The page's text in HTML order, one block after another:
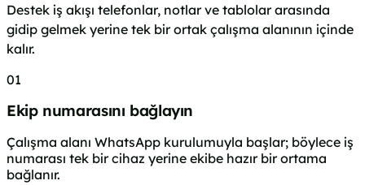
Destek iş akışı telefonlar, notlar ve tablolar arasında
gidip gelmek yerine tek bir ortak çalışma alanının içinde
kalır.
01
Ekip numarasını bağlayın
Çalışma alanı WhatsApp kurulumuyla başlar; böylece iş
numarası tek bir cihaz yerine ekibe hazır bir ortama
bağlanır.